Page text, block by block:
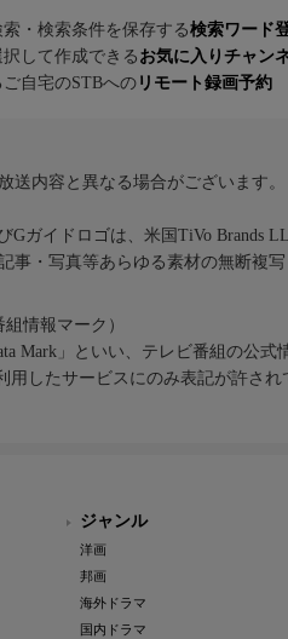
・検索条件を保存する検索ワード
して作成できる お気に入りチャン
自宅のSTBへの リモート録画予約
送内容と異なる場合がございます。
Gガイドロゴは、米国TiVo Brands
事・写真等あらゆる素材の無断複写
情報マーク）
Mark」といい、テレビ番組の公式
用したサービスにのみ表記が許され
ジャンル
洋画
邦画
海外ドラマ
国内ドラマ